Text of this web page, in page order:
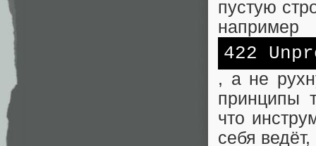
пустую
например
422
, а не
принципы
что
себя